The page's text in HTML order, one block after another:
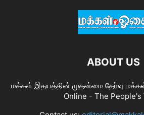
ABOUT US
மக்கள் இதயத்தின் முதன்மை தேர்வு
Online - The People's